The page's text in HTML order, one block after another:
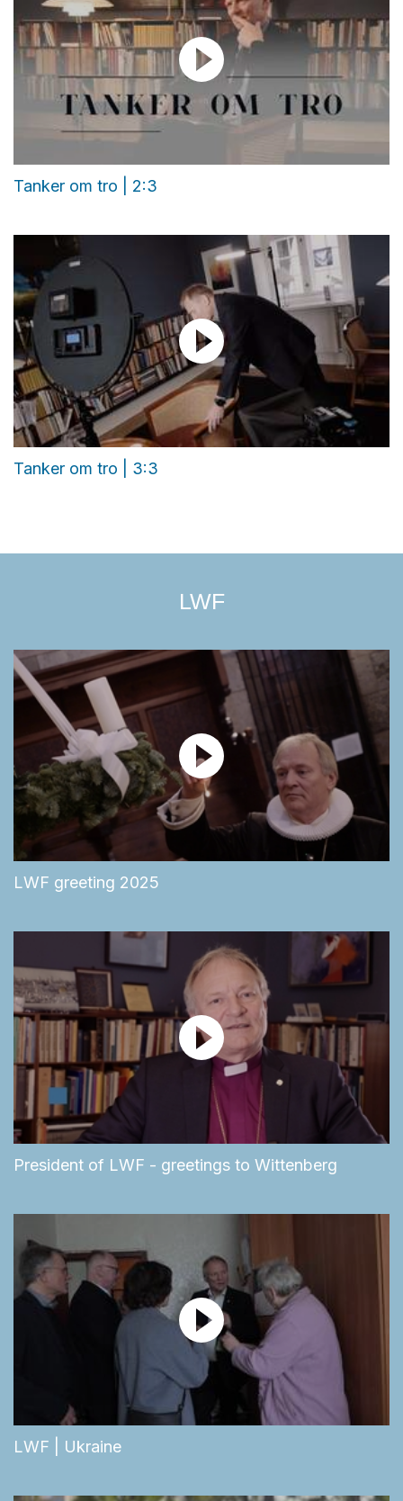
Tanker om tro | 2:3
Tanker om tro | 3:3
LWF
LWF greeting 2025
President of LWF - greetings to Wittenberg
LWF | Ukraine